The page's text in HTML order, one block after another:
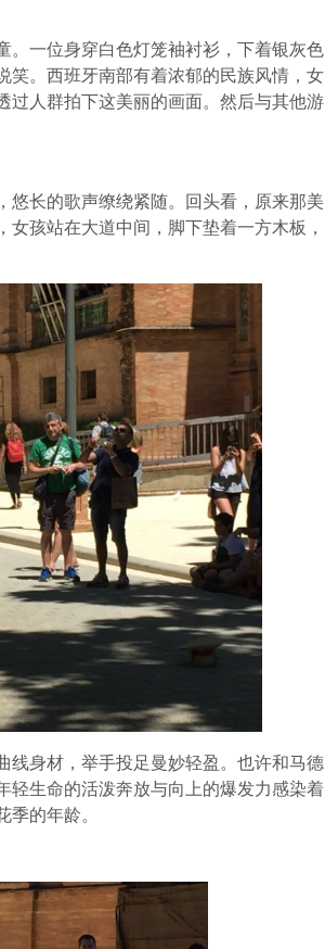
。一位身穿白色灯笼袖衬衫，下着银灰色
笑。西班牙南部有着浓郁的民族风情，女
过人群拍下这美丽的画面。然后与其他游
悠长的歌声缭绕紧随。回头看，原来那美
孩站在大道中间，脚下垫着一方木板，
线身材，举手投足曼妙轻盈。也许和马德
轻生命的活泼奔放与向上的爆发力感染着
的年龄。